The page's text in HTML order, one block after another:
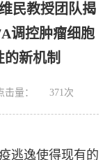
民教授团队揭
调控肿瘤细胞
新机制
击量： 371 次
逃逸使得现有的